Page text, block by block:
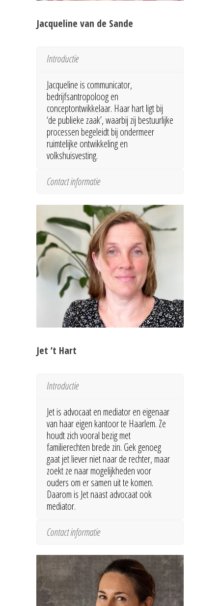
Jacqueline van de Sande
Introductie
Jacqueline is communicator,
bedrijfsantropoloog en
conceptontwikkelaar. Haar hart ligt bij
‘de publieke zaak’, waarbij zij bestuurlijke
processen begeleidt bij ondermeer
ruimtelijke ontwikkeling en
volkshuisvesting.
Contact informatie
Jet ’t Hart
Introductie
Jet is advocaat en mediator en eigenaar
van haar eigen kantoor te Haarlem. Ze
houdt zich vooral bezig met
familierechten brede zin. Gek genoeg
gaat jet liever niet naar de rechter, maar
zoekt ze naar mogelijkheden voor
ouders om er samen uit te komen.
Daarom is Jet naast advocaat ook
mediator.
Contact informatie